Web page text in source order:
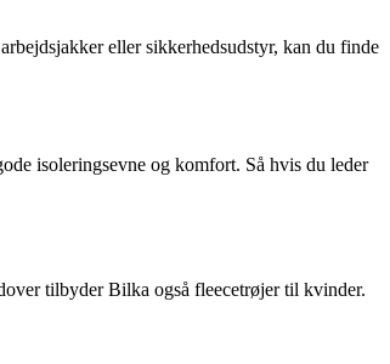
eller sikkerhedsudstyr, kan du finde
isoleringsevne og komfort. Så hvis du leder
tilbyder Bilka også fleecetrøjer til kvinder.